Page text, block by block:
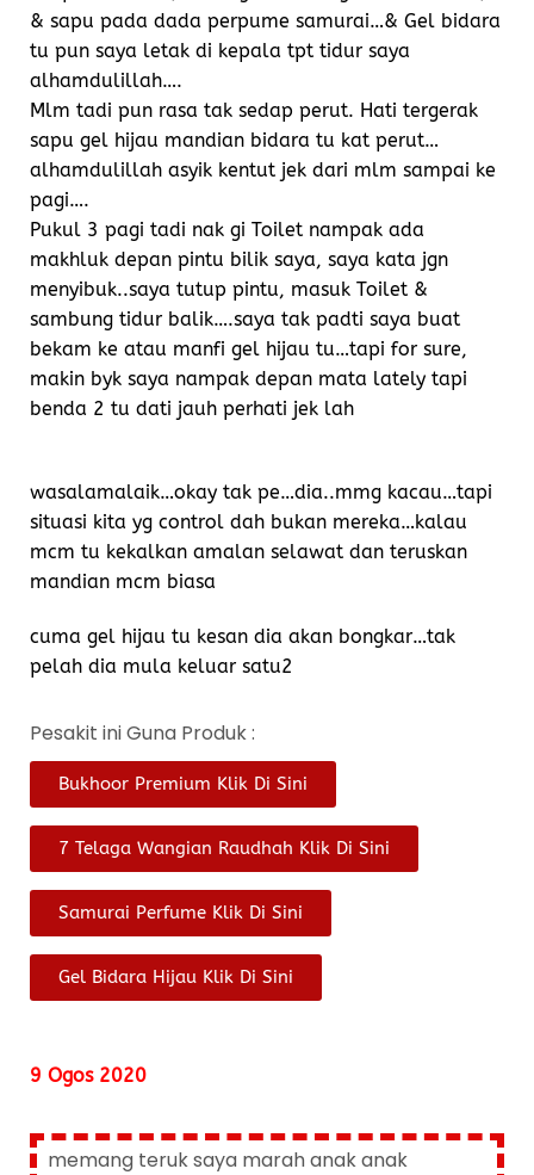
& sapu pada dada perpume samurai…& Gel bidara
tu pun saya letak di kepala tpt tidur saya
alhamdulillah….
Mlm tadi pun rasa tak sedap perut. Hati tergerak
sapu gel hijau mandian bidara tu kat perut…
alhamdulillah asyik kentut jek dari mlm sampai ke
pagi….
Pukul 3 pagi tadi nak gi Toilet nampak ada
makhluk depan pintu bilik saya, saya kata jgn
menyibuk..saya tutup pintu, masuk Toilet &
sambung tidur balik….saya tak padti saya buat
bekam ke atau manfi gel hijau tu…tapi for sure,
makin byk saya nampak depan mata lately tapi
benda 2 tu dati jauh perhati jek lah
wasalamalaik…okay tak pe…dia..mmg kacau…tapi
situasi kita yg control dah bukan mereka…kalau
mcm tu kekalkan amalan selawat dan teruskan
mandian mcm biasa
cuma gel hijau tu kesan dia akan bongkar…tak
pelah dia mula keluar satu2
Pesakit ini Guna Produk :
Bukhoor Premium Klik Di Sini
7 Telaga Wangian Raudhah Klik Di Sini
Samurai Perfume Klik Di Sini
Gel Bidara Hijau Klik Di Sini
9 Ogos 2020
memang teruk saya marah anak anak